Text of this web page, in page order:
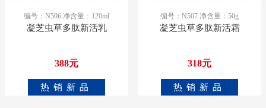
编号：N506 净含量：120ml
凝芝虫草多肽新活乳
388元
热销新品
编号：N507 净含量：50g
凝芝虫草多肽新活霜
318元
热销新品